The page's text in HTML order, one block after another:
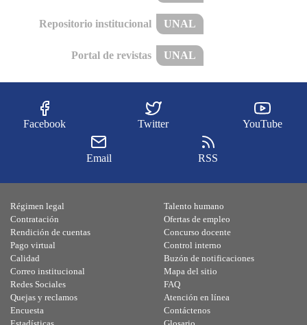
Repositorio institucional UNAL
Portal de revistas UNAL
Facebook Twitter YouTube
Email RSS
Régimen legal
Contratación
Rendición de cuentas
Pago virtual
Calidad
Talento humano
Ofertas de empleo
Concurso docente
Control interno
Buzón de notificaciones
Correo institucional
Redes Sociales
Quejas y reclamos
Encuesta
Mapa del sitio
FAQ
Atención en línea
Contáctenos